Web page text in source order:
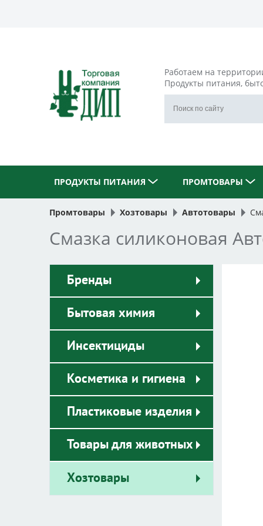
Работаем на
Продукты питания,
ПРОДУКТЫ ПИТАНИЯ ПРОМТОВАРЫ
Промтовары Хозтовары Автотовары
Смазка силиконовая
Бренды
Бытовая химия
Инсектициды
Косметика и гигиена
Пластиковые изделия
Товары для животных
Хозтовары